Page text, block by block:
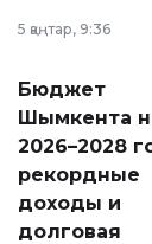
принести
народу
Венесуэлы.
5 қаңтар, 9:36
Бюджет
Шымкента
2026–2028
рекордные
доходы и
долговая